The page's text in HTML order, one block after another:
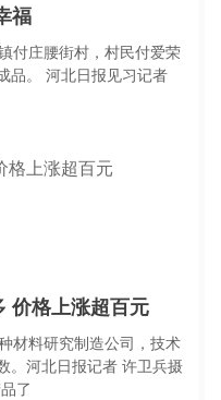
福
付庄腰街村，村民付爱荣
品。 河北日报见习记者
价格上涨超百元
材料研究制造公司，技术
。河北日报记者 许卫兵摄
了